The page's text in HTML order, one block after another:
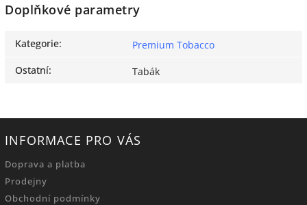
Doplňkové parametry
Kategorie:
Premium Tobacco
Ostatní: Tabák
INFORMACE PRO VÁS
Doprava a platba
Prodejny
Obchodní podmínky